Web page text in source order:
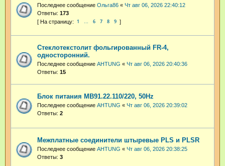
Последнее сообщение Ольга86 « Чт авг 06, 2026 22:40:12
Ответы: 173
1 … 6 7 8 9
Стеклотекстолит фольгированный FR-4,
односторонний.
Последнее сообщение AHTUNG « Чт авг 06, 2026 20:40:36
Ответы: 15
Блок питания МВ91.22.110/220, 50Hz
Последнее сообщение AHTUNG « Чт авг 06, 2026 20:39:02
Ответы: 2
Межплатные соединители штыревые PLS и PLSR
Последнее сообщение AHTUNG « Чт авг 06, 2026 20:38:25
Ответы: 3